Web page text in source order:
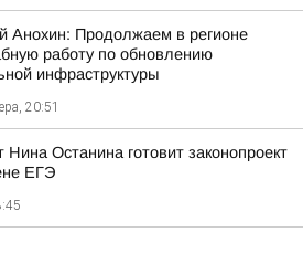
Анохин: Продолжаем в регионе
работу по обновлению
инфраструктуры
20:51
Нина Останина готовит законопроект
ЕГЭ